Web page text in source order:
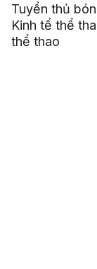
Tuyển thủ
Kinh tế thể
thể thao